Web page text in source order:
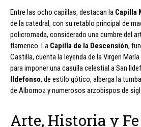
Entre las ocho capillas, destacan la Capilla
de la catedral, con su retablo principal de
policromada, considerado una cumbre del
flamenco. La Capilla de la Descensión,
Castilla, cuenta la leyenda de la Virgen
para imponer una casulla celestial a San
Ildefonso, de estilo gótico, alberga la
de Albornoz y numerosos arzobispos de
Arte, Historia y Fe